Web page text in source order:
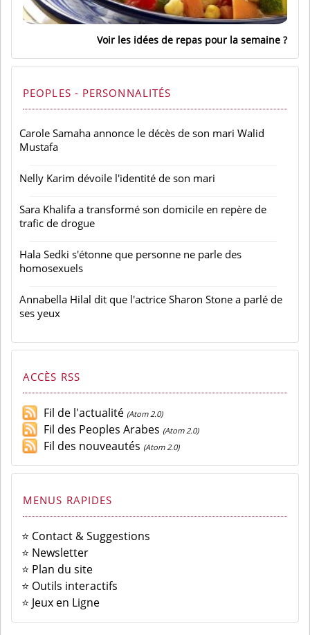
Voir les idées de repas pour la semaine
PEOPLES - PERSONNALITÉS
Carole Samaha annonce le décès de son mari Walid
Mustafa
Nelly Karim dévoile l'identité de son mari
Sara Khalifa a transformé son domicile en repère de
trafic de drogue
Hala Sedki s'étonne que personne ne parle des
homosexuels
Annabella Hilal dit que l'actrice Sharon Stone a parlé de
ses yeux
ACCÈS RSS
Fil de l'actualité (Atom 2.0)
Fil des Peoples Arabes (Atom 2.0)
Fil des nouveautés (Atom 2.0)
MENUS RAPIDES
⭐ Contact & Suggestions
⭐ Newsletter
⭐ Plan du site
⭐ Outils interactifs
⭐ Jeux en Ligne